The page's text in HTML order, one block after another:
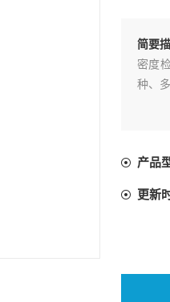
简要
密度
种、
产品
更新